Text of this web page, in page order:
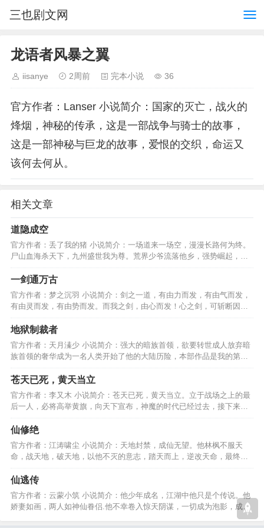
三也剧文网
龙语者风暴之翼
iisanye 2周前 完本小说 36
官方作者：Lanser 小说简介：国家的灭亡，战火的
烽烟，神秘的传承，这是一部战争与骑士的故事，
这是一部神秘与巨龙的故事，爱恨的交织，命运又
该何去何从。
相关文章
道隐成空
官方作者：丢了我的猪 小说简介：一场道来一场空，漫漫长路何为终。
尸山血海杀天下，九州盛世我为尊。荒界少爷流落他乡，强势崛起，属
于我的一切谁也夺不走。…
一剑通万古
官方作者：梦之沉羽 小说简介：剑之一道，有由力而发，有由气而发，
有由灵而发，有由势而发。而我之剑，由心而发！心之剑，可斩断因果
轮回，破灭天地大道！…
地狱制裁者
官方作者：天月溱少 小说简介：强大的暗族首领，欲要转世成人放弃暗
族首领的奢华成为一名人类开始了他的大陆历险，本部作品是我的第一
部作品写的不怎么样见谅…
苍天已死，黄天当立
官方作者：李又木 小说简介：苍天已死，黄天当立。立于战场之上的最
后一人，必将高举黄旗，向天下宣布，神魔的时代已经过去，接下来的
未来，将由人族创造。…
仙修绝
官方作者：江涛啸尘 小说简介：天地封禁，成仙无望。他林枫不服天
命，战天地，破天地，以他不灭的意志，踏天而上，逆改天命，最终成
就了他的无上修仙之路。…
仙逃传
官方作者：云蒙小筑 小说简介：他少年成名，江湖中他只是个传说。他
娇妻如画，两人如神仙眷侣.他不幸卷入惊天阴谋，一切成为泡影，成为